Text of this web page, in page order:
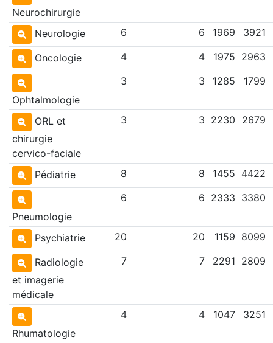
Neurochirurgie
Neurologie 6 6 1969 3921
Oncologie 4 4 1975 2963
Ophtalmologie
3 3 1285 1799
ORL et
chirurgie
cervico-faciale
3 3 2230 2679
Pédiatrie 8 8 1455 4422
Pneumologie
6 6 2333 3380
Psychiatrie 20 20 1159 8099
Radiologie
et imagerie
médicale
7 7 2291 2809
Rhumatologie
4 4 1047 3251